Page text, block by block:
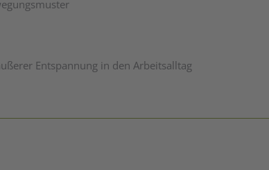
Entspannung in den Arbeitsalltag